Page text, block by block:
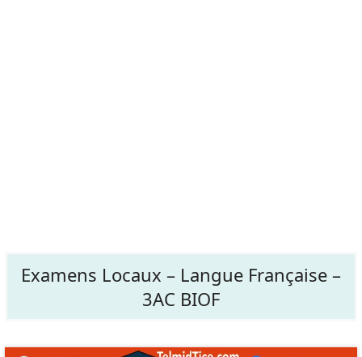
Examens Locaux – Langue Française –
3AC BIOF